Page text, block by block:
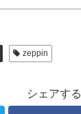
zeppin
シェアする